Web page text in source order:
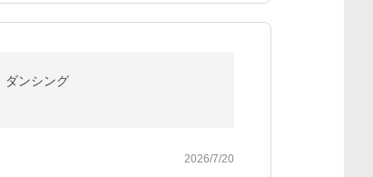
ダンシング
2026/7/20